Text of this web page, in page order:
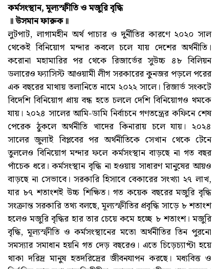
কর্মসংস্থান, মূল্যস্ফীতি ও মজুরি বৃদ্ধি
॥ উসমান ফারুক॥
লুটপাট, লাগামহীন অর্থ পাচার ও দুর্নীতির কারণে ২০২০ সাল
থেকেই বিনিয়োগ মন্দার কবলে চলে যায় দেশের অর্থনীতি।
করোনা মহামারির পর থেকে রিজার্ভের সুউচ্চ ৪৮ বিলিয়ন
ডলারেও ফ্যাসিস্ট আওয়ামী লীগ সরকারের কুনজর পড়লে পরের
এক বছরের মাথায় তলানিতে নামে ২০২২ সালে। রিজার্ভ সংকটে
বিদেশি বিনিয়োগ প্রায় বন্ধ হতে চললে দেশি বিনিয়োগও থমকে
যায়। ২০২৪ সালের আমি-ডামি নির্বাচনে গণতন্ত্রের কফিনে শেষ
পেরেক ঠুকলে অর্থনীতি খাদের কিনারায় চলে যায়। ২০২৪
সালের জুলাই বিপ্লবের পর অর্থনীতিকে সেখান থেকে টেনে
তুললেও বিনিয়োগ মন্দার ফলে কর্মসংস্থান বাড়ছে না গত বছর
পাঁচেক ধরে। কর্মসংস্থান বৃদ্ধি না হওয়ায় সাধারণ মানুষের আয়ও
বাড়ছে না সেভাবে। সরকারি হিসাবে বেকারের সংখ্যা ২৭ লাখ,
যার ৮৭ শতাংশই উচ্চ শিক্ষিত। গত কয়েক বছরের মজুরি বৃদ্ধি
সংক্রান্ত সরকারি তথ্য বলছে, মূল্যস্ফীতির প্রবৃদ্ধি সাড়ে ৮ শতাংশ
হলেও মজুরি বৃদ্ধির হার তার চেয়ে কমে হচ্ছে ৮ শতাংশ। মজুরি
বৃদ্ধি, মূল্যস্ফীতি ও কর্মসংস্থানের মতো অর্থনীতির তিন পুরনো
সমস্যার সমাধান হয়নি গত দেড় বছরেও। এতে চিড়েচ্যাপ্টা হয়ে
থাকা দরিদ্র মানুষ হতদরিদ্রের জীবনযাপন করছে। মধ্যবিত্ত ও